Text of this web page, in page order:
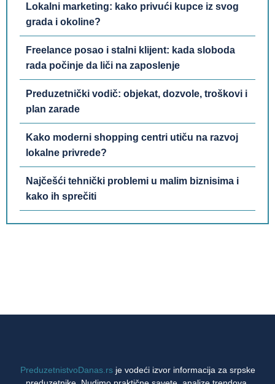
Lokalni marketing: kako privući kupce iz svog
grada i okoline?
Freelance posao i stalni klijent: kada sloboda
rada počinje da liči na zaposlenje
Preduzetnički vodič: objekat, dozvole, troškovi i
plan zarade
Kako moderni shopping centri utiču na razvoj
lokalne privrede?
Najčešći tehnički problemi u malim biznisima i
kako ih sprečiti
PreduzetnistvoDanas.rsje vodeći izvor informacija za srpske